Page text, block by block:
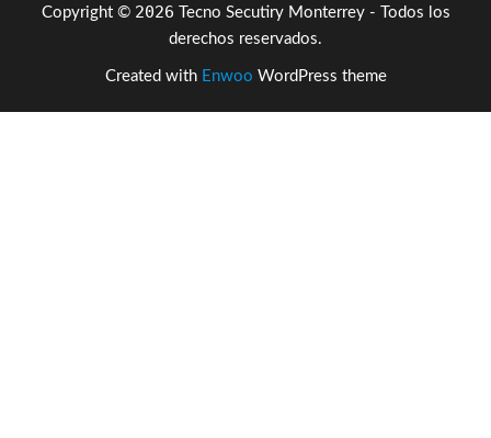
Copyright © 2026 Tecno Secutiry Monterrey - Todos los
derechos reservados.
Created with Enwoo WordPress theme